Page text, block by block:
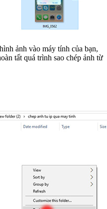
ảnh vào máy tính của bạn,
tất quá trình sao chép ảnh từ